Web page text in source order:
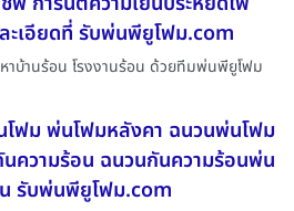
ะเอียดที่ รับพ่นพียูโฟม.com
บ้านร้อน โรงงานร้อน ด้วยทีมพ่นพียูโฟม
ฟม พ่นโฟมหลังคา ฉนวนพ่นโฟม
ความร้อน ฉนวนกันความร้อนพ่น
รับพ่นพียูโฟม.com